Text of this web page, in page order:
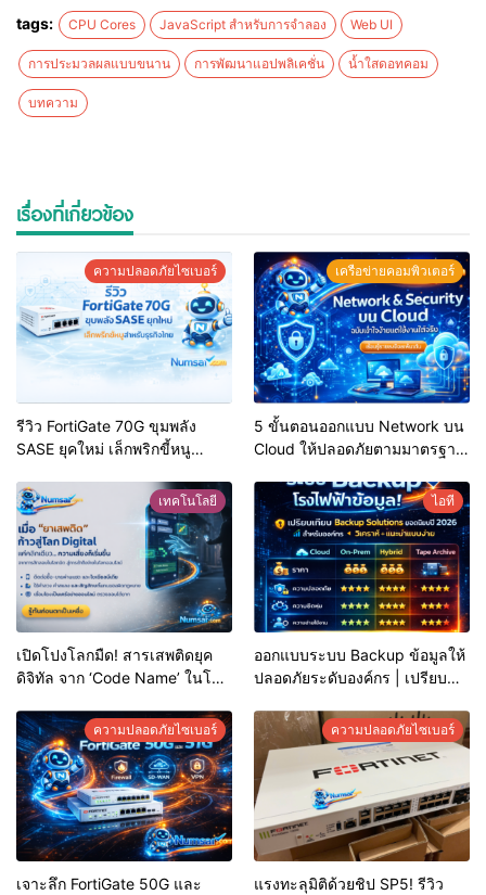
tags: CPU Cores JavaScript สำหรับการจำลอง Web UI
การประมวลผลแบบขนาน การพัฒนาแอปพลิเคชั่น น้ำใสดอทคอม
บทความ
เรื่องที่เกี่ยวข้อง
ความปลอดภัยไซเบอร์
รีวิว FortiGate 70G ขุมพลัง
SASE ยุคใหม่ เล็กพริกขี้หนู
เครือข่ายคอมพิวเตอร์
5 ขั้นตอนออกแบบ Network บน
Cloud ให้ปลอดภัยตามมาตรฐาน
Model
เทคโนโลยี
เปิดโปงโลกมืด! สารเสพติดยุค
ดิจิทัล จาก ‘Code Name’ ในโซ
ยากจะตามรอย
ไอที
ออกแบบระบบ Backup ข้อมูลให้
ปลอดภัยระดับองค์กร | เปรียบ
ความปลอดภัยไซเบอร์
เจาะลึก FortiGate 50G และ
ความปลอดภัยไซเบอร์
แรงทะลุมิติด้วยชิป SP5! รีวิว